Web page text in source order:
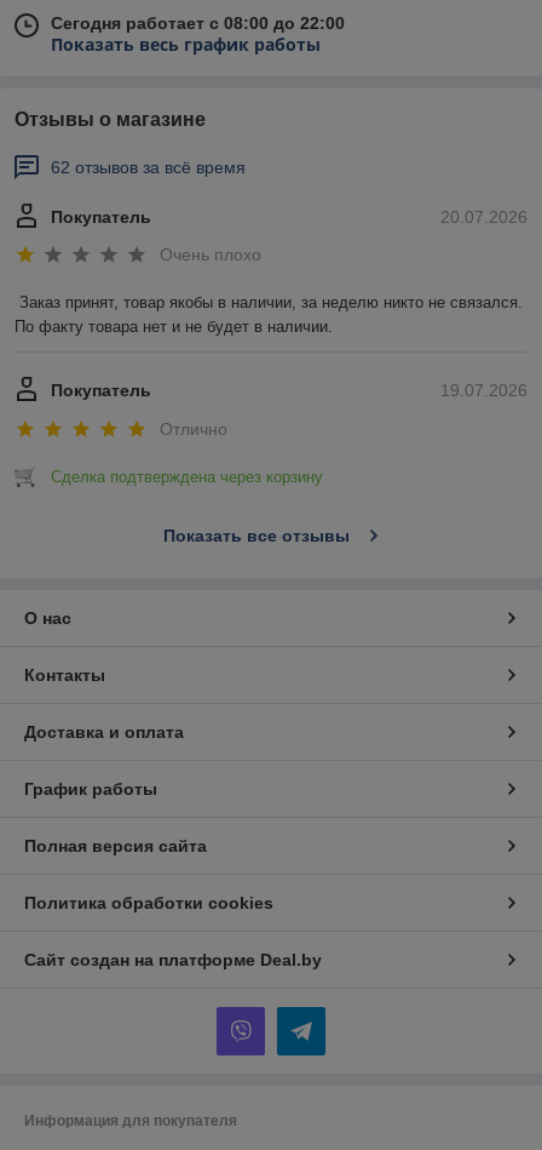
Сегодня работает с 08:00 до 22:00
Показать весь график работы
Отзывы о магазине
62 отзывов за всё время
20.07.2026
Покупатель
Очень плохо
Заказ принят, товар якобы в наличии, за неделю никто не связался.
По факту товара нет и не будет в наличии.
19.07.2026
Покупатель
Отлично
Сделка подтверждена через корзину
Показать все отзывы
О нас
Контакты
Доставка и оплата
График работы
Полная версия сайта
Политика обработки cookies
Сайт создан на платформе Deal.by
Информация для покупателя